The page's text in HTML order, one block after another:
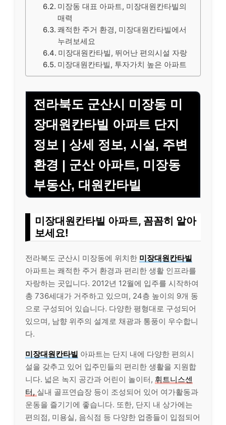
미장동 대표 아파트, 미장대원칸타빌의
매력
쾌적한 주거 환경, 미장대원칸타빌에서
누려보세요
미장대원칸타빌, 뛰어난 편의시설 자랑
미장대원칸타빌, 투자가치 높은 아파트
전라북도 군산시 미장동 미
장대원칸타빌 아파트 단지
정보 | 상세 정보, 시설, 주변
환경 | 군산 아파트, 미장동
부동산, 대원칸타빌
미장대원칸타빌 아파트, 꼼꼼히 알아
보세요!
전라북도 군산시 미장동에 위치한 미장대원칸타빌
아파트는 쾌적한 주거 환경과 편리한 생활 인프라를
자랑하는 곳입니다. 2012년 12월에 입주를 시작하여
총 736세대가 거주하고 있으며, 24층 높이의 9개 동
으로 구성되어 있습니다. 다양한 평형대로 구성되어
있으며, 남향 위주의 설계로 채광과 통풍이 우수합니
다.
미장대원칸타빌 아파트는 단지 내에 다양한 편의시
설을 갖추고 있어 입주민들의 편리한 생활을 지원합
니다. 넓은 녹지 공간과 어린이 놀이터, 휘트니스센
터, 실내 골프연습장 등이 조성되어 있어 여가활동과
운동을 즐기기에 좋습니다. 또한, 단지 내 상가에는
편의점, 미용실, 음식점 등 다양한 업종들이 입점되어